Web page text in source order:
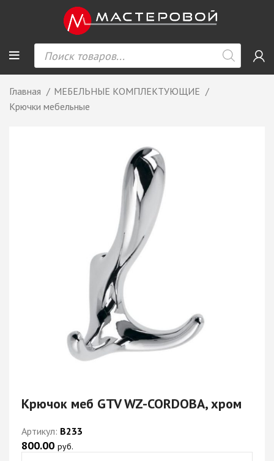
Главная
МЕБЕЛЬНЫЕ КОМПЛЕКТУЮЩИЕ
Крючки мебельные
Крючок меб GTV WZ-CORDOBA, хром
Артикул: В233
800.00 руб.